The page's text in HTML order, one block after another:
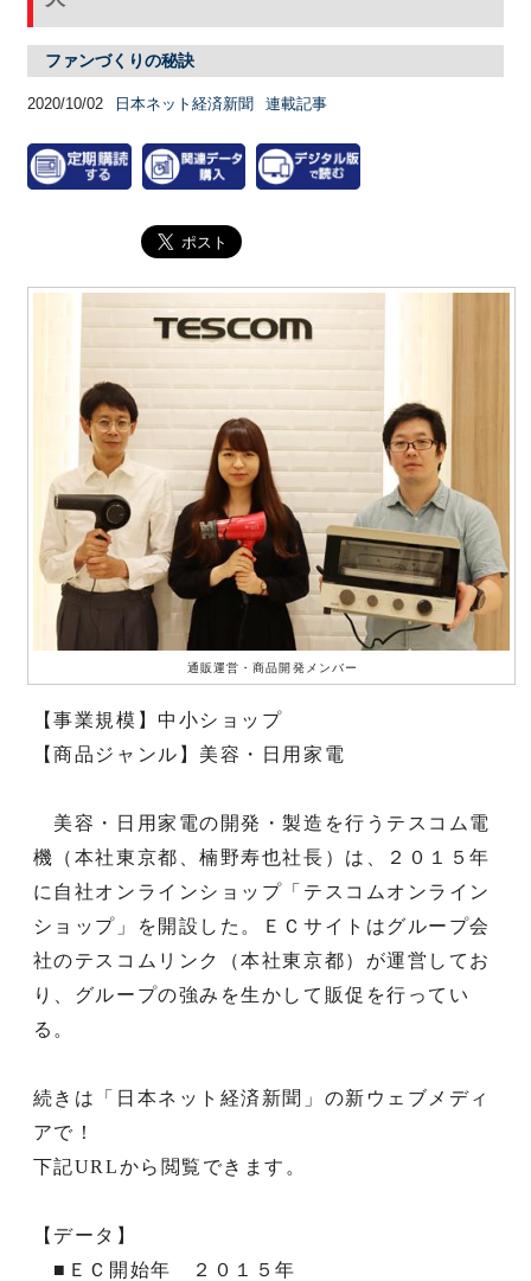
ファンづくりの秘訣
2020/10/02 日本ネット経済新聞 連載記事
通販運営・商品開発メンバー
【事業規模】中小ショップ
【商品ジャンル】美容・日用家電
美容・日用家電の開発・製造を行うテスコム電
機（本社東京都、楠野寿也社長）は、２０１５年
に自社オンラインショップ「テスコムオンライン
ショップ」を開設した。ＥＣサイトはグループ会
社のテスコムリンク（本社東京都）が運営してお
り、グループの強みを生かして販促を行ってい
る。
続きは「日本ネット経済新聞」の新ウェブメディ
アで！
下記URLから閲覧できます。
【データ】
■ＥＣ開始年 ２０１５年